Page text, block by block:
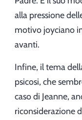
alla pressione
motivo joyciano
avanti.
Infine, il tema
psicosi, che
caso di Jeanne,
riconsiderazione